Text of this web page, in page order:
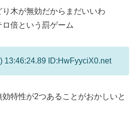
木が無効だからまだいいわ
倍という罰ゲーム
13:46:24.89 ID:HwFyyciX0.net
特性が2つあることがおかしいと